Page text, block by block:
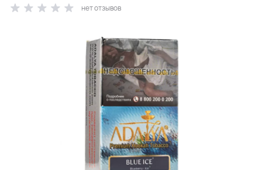
нет отзывов